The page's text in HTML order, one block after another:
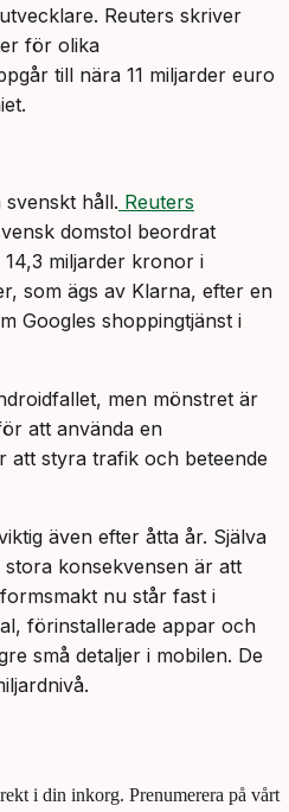
Reuters skriver
för olika
till nära 11 miljarder euro
håll. Reuters
domstol beordrat
miljarder kronor i
som ägs av Klarna, efter en
Googles shoppingtjänst i
men mönstret är
att använda en
att styra trafik och beteende
även efter åtta år. Själva
konsekvensen är att
nu står fast i
förinstallerade appar och
små detaljer i mobilen. De
i din inkorg. Prenumerera på vårt